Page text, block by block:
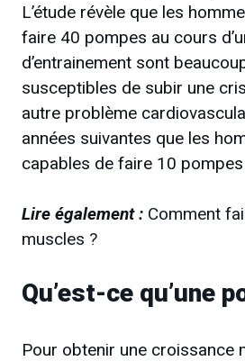
L’étude révèle que les
faire 40 pompes au cours
d’entrainement sont
susceptibles de subir une
autre problème
années suivantes que les
capables de faire 10
Lire également : Comment
muscles ?
Qu’est-ce qu’une
Pour obtenir une croissance